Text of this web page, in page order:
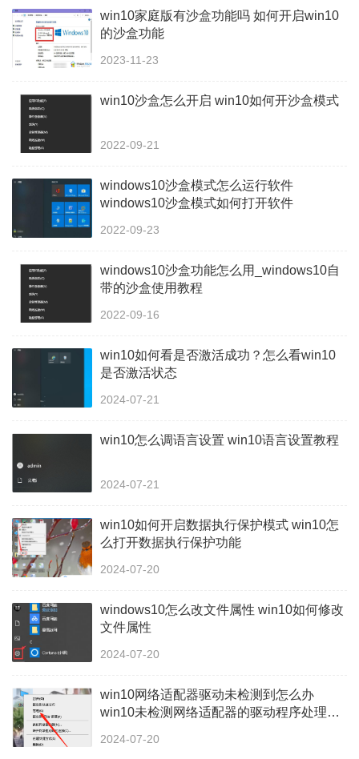
win10家庭版有沙盒功能吗 如何开启win10
的沙盒功能
2023-11-23
win10沙盒怎么开启 win10如何开沙盒模式
2022-09-21
windows10沙盒模式怎么运行软件
windows10沙盒模式如何打开软件
2022-09-23
windows10沙盒功能怎么用_windows10自
带的沙盒使用教程
2022-09-16
win10如何看是否激活成功？怎么看win10
是否激活状态
2024-07-21
win10怎么调语言设置 win10语言设置教程
2024-07-21
win10如何开启数据执行保护模式 win10怎
么打开数据执行保护功能
2024-07-20
windows10怎么改文件属性 win10如何修改
文件属性
2024-07-20
win10网络适配器驱动未检测到怎么办
win10未检测网络适配器的驱动程序处理方
2024-07-20